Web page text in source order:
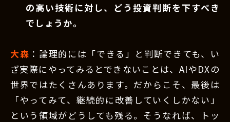
の高い技術に対し、どう投資判断を下すべき
でしょうか。
大森 ：論理的には「できる」と判断できても、い
ざ実際にやってみるとできないことは、AIやDXの
世界ではたくさんあります。だからこそ、最後は
「やってみて、継続的に改善していくしかない」
という領域がどうしても残る。そうなれば、トッ